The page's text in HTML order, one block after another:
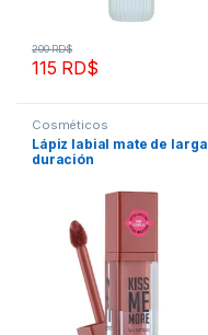
115 RD$
200RD$
Cosméticos
Lápiz labial mate de larga
duración